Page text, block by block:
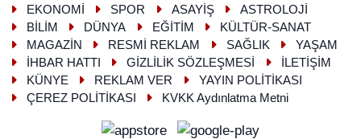
EKONOMİ
SPOR ASAYİŞ
ASTROLOJİ
BİLİM
DÜNYA EĞİTİM
KÜLTÜR-SANAT
MAGAZİN
RESMİ REKLAM SAĞLIK
YAŞAM
İHBAR HATTI
GİZLİLİK SÖZLEŞMESİ
İLETİŞİM
KÜNYE
REKLAM VER
YAYIN POLİTİKASI
ÇEREZ POLİTİKASI
KVKK Aydınlatma Metni